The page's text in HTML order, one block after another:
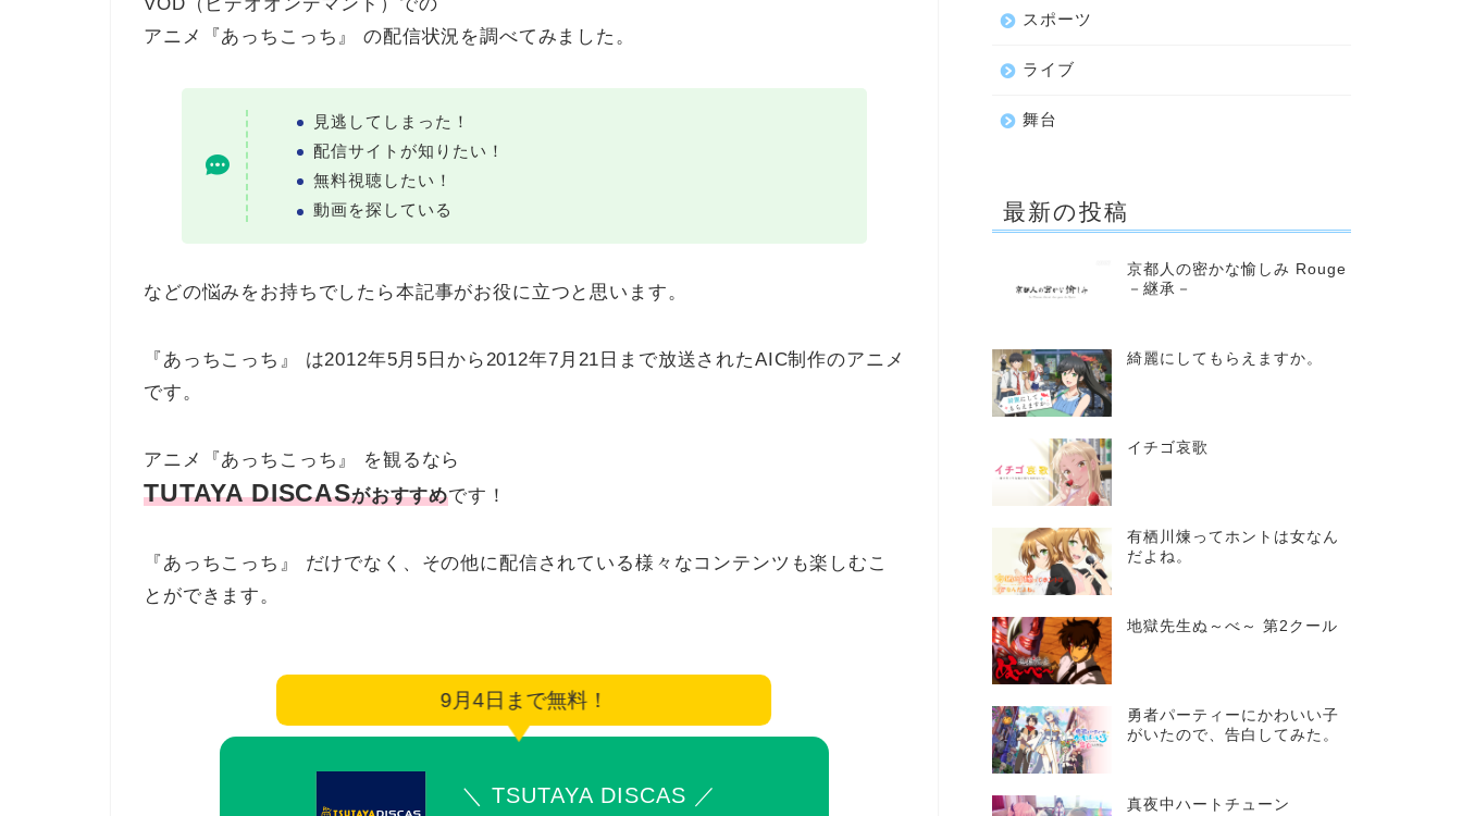
アニメ『あっちこっち』 の配信状況を調べてみました。
見逃してしまった！
配信サイトが知りたい！
無料視聴したい！
動画を探している
などの悩みをお持ちでしたら本記事がお役に立つと思います。
『あっちこっち』 は2012年5月5日から2012年7月21日まで放送されたAIC制作のアニメ
です。
アニメ『あっちこっち』 を観るなら
TUTAYA DISCASがおすすめです！
『あっちこっち』 だけでなく、その他に配信されている様々なコンテンツも楽しむこ
とができます。
9月4日まで無料！
＼ TSUTAYA DISCAS ／
スポーツ
ライブ
舞台
最新の投稿
京都人の密かな愉しみ Rouge
－継承－
綺麗にしてもらえますか。
イチゴ哀歌
有栖川煉ってホントは女なん
だよね。
地獄先生ぬ～べ～ 第2クール
勇者パーティーにかわいい子
がいたので、告白してみた。
真夜中ハートチューン